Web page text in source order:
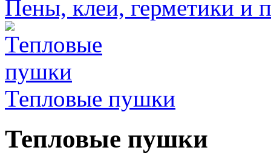
Пены, клеи, герметики и
Тепловые пушки
Тепловые пушки